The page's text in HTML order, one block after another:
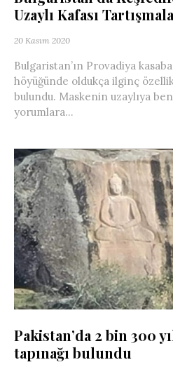
Uzaylı Kafası
20 Kasım 2020
Bulgaristan’ın Provadiya
höyüğünde oldukça ilginç
bulundu. Maskenin uzaylıya
yorumlara...
Pakistan’da 2 bin 300
tapınağı bulundu